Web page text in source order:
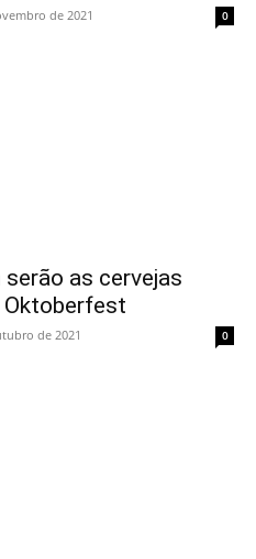
de 2021 0
as cervejas
de 2021 0